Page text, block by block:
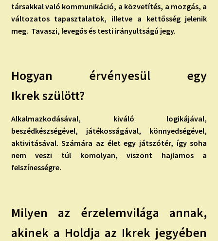
társakkal való kommunikáció, a közvetítés, a mozgás, a
változatos tapasztalatok, illetve a kettősség jelenik
meg. Tavaszi, levegős és testi irányultságú jegy.
Hogyan érvényesül egy
Ikrek szülött?
Alkalmazkodásával, kiváló logikájával,
beszédkészségével, játékosságával, könnyedségével,
aktivitásával. Számára az élet egy játszótér, így soha
nem veszi túl komolyan, viszont hajlamos a
felszínességre.
Milyen az érzelemvilága annak,
akinek a Holdja az Ikrek jegyében